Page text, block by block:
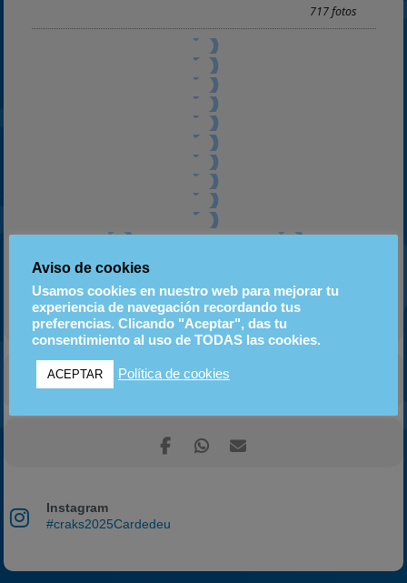
717 fotos
CALENDARIO GOOGLE CALENDAR
Instagram
#craks2025Cardedeu
Aviso de cookies
Usamos cookies en nuestro web para mejorar tu
experiencia de navegación recordando tus
preferencias. Clicando "Aceptar", das tu
consentimiento al uso de TODAS las cookies.
ACEPTAR Política de cookies